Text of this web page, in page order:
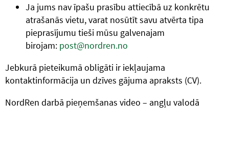
Ja jums nav īpašu prasību attiecībā uz konkrētu
atrašanās vietu, varat nosūtīt savu atvērta tipa
pieprasījumu tieši mūsu galvenajam
birojam: post@nordren.no
Jebkurā pieteikumā obligāti ir iekļaujama
kontaktinformācija un dzīves gājuma apraksts (CV).
NordRen darbā pieņemšanas video – angļu valodā